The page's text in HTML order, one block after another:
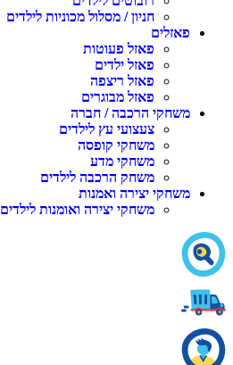
חניון / מסלול מכוניות לילדים
פאזלים
פאזל פעוטות
פאזל ילדים
פאזל ריצפה
פאזל מבוגרים
משחקי הרכבה / חברה
צעצועי עץ לילדים
משחקי קופסה
משחקי מדע
משחק הרכבה לילדים
משחקי יצירה ואמנות
משחקי יצירה ואומנות לילדים